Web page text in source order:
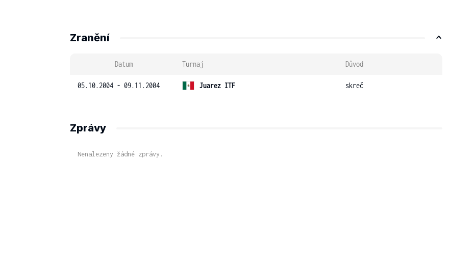
Zranění
Datum Turnaj Důvod
05.10.2004 - 09.11.2004 Juarez ITF skreč
Zprávy
Nenalezeny žádné zprávy.